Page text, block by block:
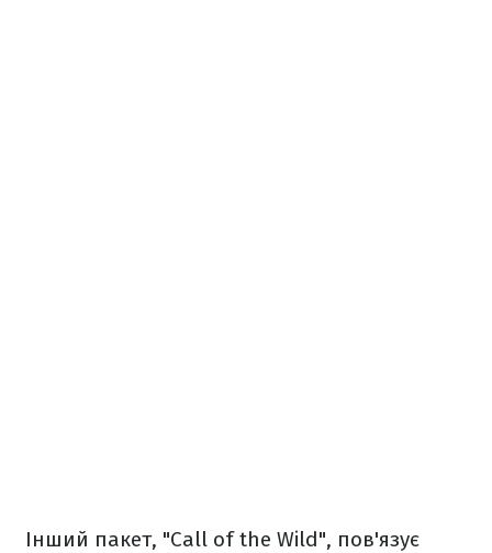
Інший пакет, "Call of the Wild", пов'язує